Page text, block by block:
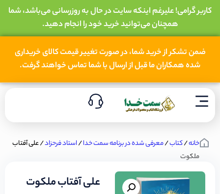
کاربر گرامی! علیرغم اینکه سایت در حال به روزرسانی می‌باشد، شما
همچنان می‌توانید خرید خود را انجام دهید.
ضمن تشکر از خرید شما، در صورت تغییر قیمت کالای خریداری
شده همکاران ما قبل از ارسال با شما تماس خواهند گرفت.
خانه/کتاب/معرفی شده در برنامه سمت خدا/استاد فرحزاد/ علی آفتاب
ملکوت
علی آفتاب ملکوت